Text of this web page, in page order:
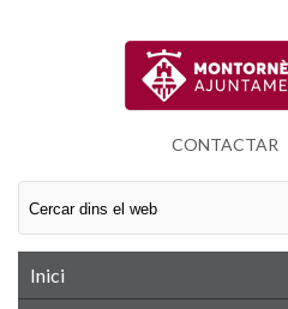
CONTACTAR
Inici